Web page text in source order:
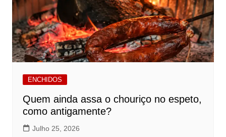
ENCHIDOS
Quem ainda assa o chouriço no espeto,
como antigamente?
Julho 25, 2026